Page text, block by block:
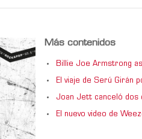
Más contenidos
Billie Joe Armstrong
El viaje de Serú Girán
Joan Jett canceló dos
El nuevo video de